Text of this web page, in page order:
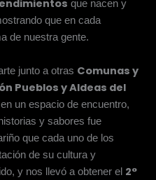
que nacen y
que en cada
de nuestra gente.
junto a otras Comunas y
Pueblos y Aldeas del
un espacio de encuentro,
y sabores fue
que cada uno de los
de su cultura y
y nos llevó a obtener el 2°